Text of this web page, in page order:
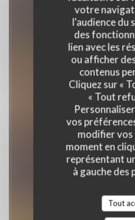
votre
l'audience du
des
lien avec les
ou afficher
contenus
Cliquez sur «
« Tout
vos
modifier
moment en
représentant
à gauche des
Tout
RESTAURANT
|